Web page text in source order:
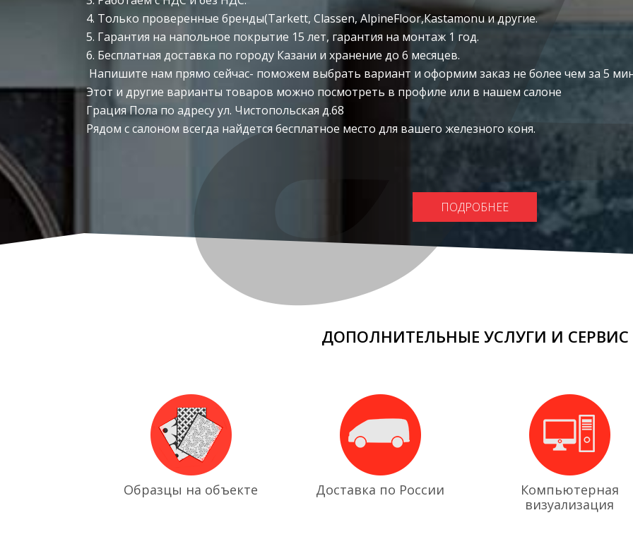
4. Только проверенные бренды(Tarkett, Classen, AlpineFloor,Каstаmоnu и другие.
5. Гарантия на напольное покрытие 15 лет, гарантия на монтаж 1 год.
6. Бесплатная доставка по городу Казани и хранение до 6 месяцев.
Напишите нам прямо сейчас- поможем выбрать вариант и оформим заказ не более чем за 5
Этот и другие варианты товаров можно посмотреть в профиле или в нашем салоне
Грация Пола по адресу ул. Чистопольская д.68
Рядом с салоном всегда найдется бесплатное место для вашего железного коня.
ПОДРОБНЕЕ
ДОПОЛНИТЕЛЬНЫЕ УСЛУГИ И СЕРВИС
Образцы на объекте Доставка по России
Компьютерная
визуализация